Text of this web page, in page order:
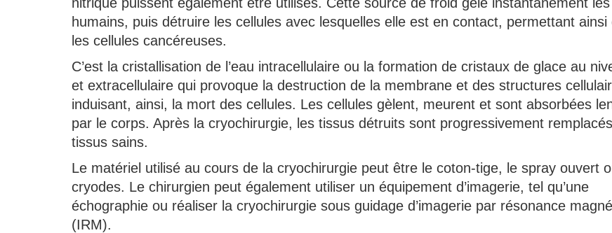
humains, puis détruire les cellules avec lesquelles elle est en contact, permettant ainsi
les cellules cancéreuses.
C’est la cristallisation de l’eau intracellulaire ou la formation de cristaux de glace au
et extracellulaire qui provoque la destruction de la membrane et des structures
induisant, ainsi, la mort des cellules. Les cellules gèlent, meurent et sont absorbées
par le corps. Après la cryochirurgie, les tissus détruits sont progressivement
tissus sains.
Le matériel utilisé au cours de la cryochirurgie peut être le coton-tige, le spray ouvert
cryodes. Le chirurgien peut également utiliser un équipement d’imagerie, tel qu’une
échographie ou réaliser la cryochirurgie sous guidage d’imagerie par résonance
(IRM).